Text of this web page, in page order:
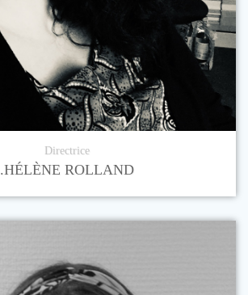
Directrice
.HÉLÈNE ROLLAND